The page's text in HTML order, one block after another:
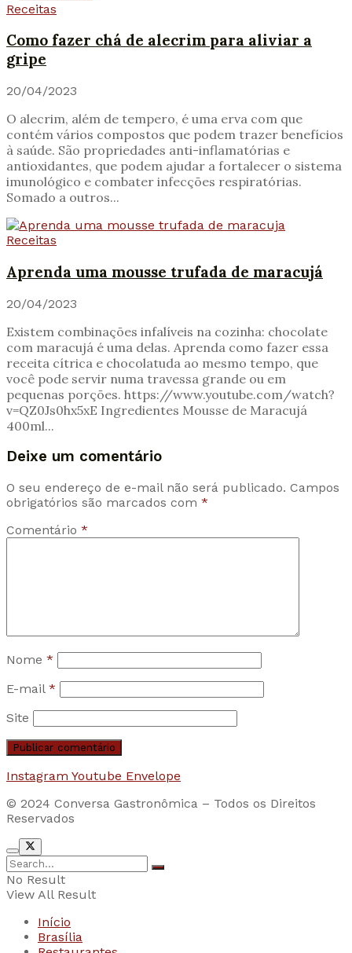
Receitas
Como fazer chá de alecrim para aliviar a
gripe
20/04/2023
O alecrim, além de tempero, é uma erva com que
contém vários compostos que podem trazer benefícios
à saúde. São propriedades anti-inflamatórias e
antioxidantes, que podem ajudar a fortalecer o sistema
imunológico e combater infecções respiratórias.
Somado a outros...
Receitas
Aprenda uma mousse trufada de maracujá
20/04/2023
Existem combinações infalíveis na cozinha: chocolate
com maracujá é uma delas. Aprenda como fazer essa
receita cítrica e chocolatuda ao mesmo tempo, que
você pode servir numa travessa grande ou em
pequenas porções. https://www.youtube.com/watch?
v=QZ0Js0hx5xE Ingredientes Mousse de Maracujá
400ml...
Deixe um comentário
O seu endereço de e-mail não será publicado. Campos
obrigatórios são marcados com *
Comentário *
Nome *
E-mail *
Site
Instagram Youtube Envelope
© 2024 Conversa Gastronômica – Todos os Direitos
Reservados
No Result
View All Result
Início
Brasília